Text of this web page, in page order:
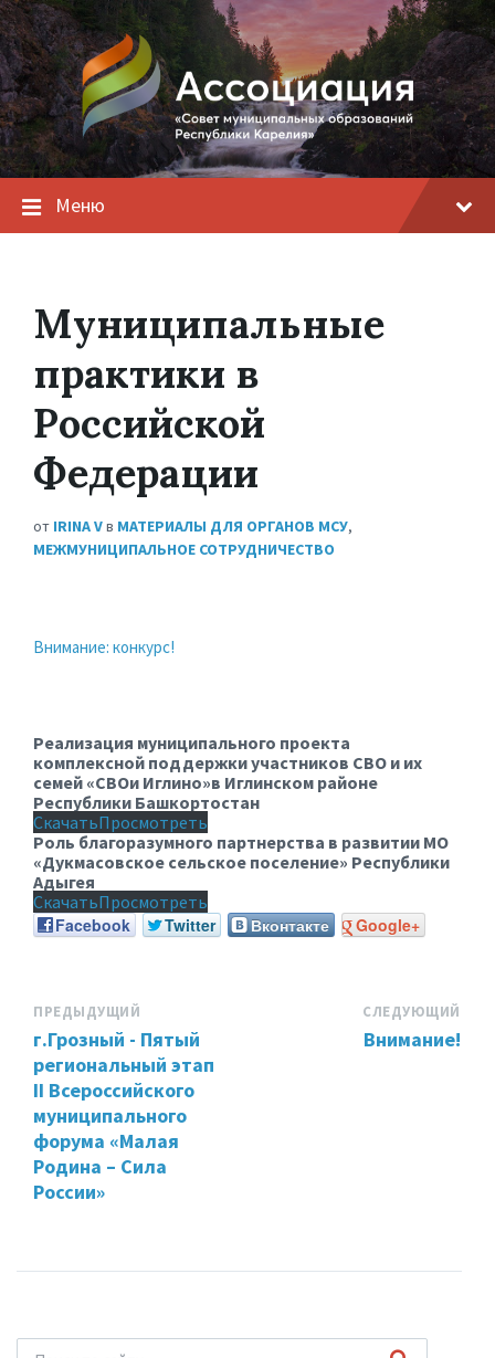
Меню
Муниципальные
практики в
Российской
Федерации
от IRINA Vв МАТЕРИАЛЫ ДЛЯ ОРГАНОВ МСУ,
МЕЖМУНИЦИПАЛЬНОЕ СОТРУДНИЧЕСТВО
Внимание: конкурс!
Реализация муниципального проекта
комплексной поддержки участников СВО и их
семей «СВОи Иглино»в Иглинском районе
Республики Башкортостан
СкачатьПросмотреть
Роль благоразумного партнерства в развитии МО
«Дукмасовское сельское поселение» Республики
Адыгея
СкачатьПросмотреть
Facebook
Twitter Вконтакте Google+
ПРЕДЫДУЩИЙ
г.Грозный - Пятый
региональный этап
II Всероссийского
муниципального
форума «Малая
Родина – Сила
России»
СЛЕДУЮЩИЙ
Внимание!